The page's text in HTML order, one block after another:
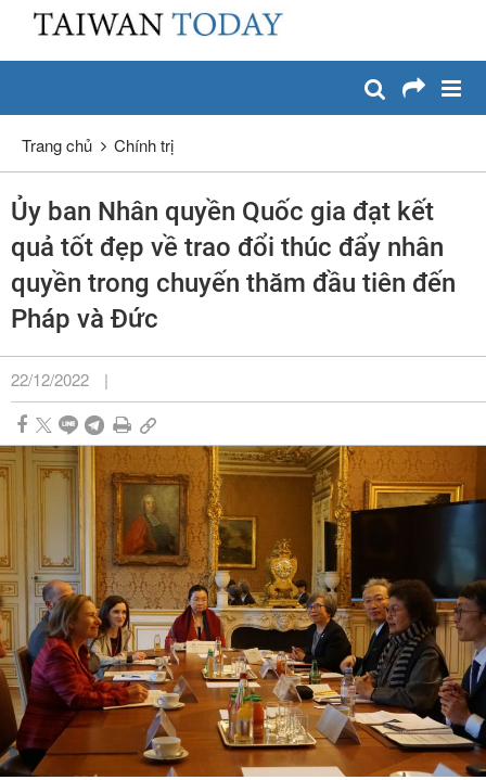
Chuyển đến nội dung chính
Trang chủ Chính trị
Ủy ban Nhân quyền Quốc gia đạt kết
quả tốt đẹp về trao đổi thúc đẩy nhân
quyền trong chuyến thăm đầu tiên đến
Pháp và Đức
22/12/2022 |